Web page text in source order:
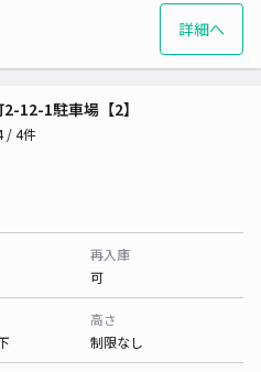
詳細へ
12-1駐車場【2】
/ 4件
再入庫
可
高さ
制限なし